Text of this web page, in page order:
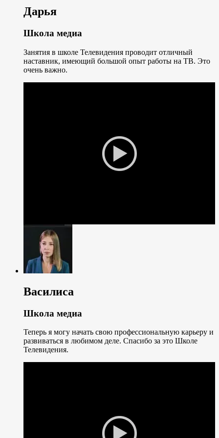
Дарья
Школа медиа
Занятия в школе Телевидения проводит отличный
наставник, имеющий большой опыт работы на ТВ. Это
очень важно.
Василиса
Школа медиа
Теперь я могу начать свою профессиональную карьеру и
развиваться в любимом деле. Спасибо за это Школе
Телевидения.